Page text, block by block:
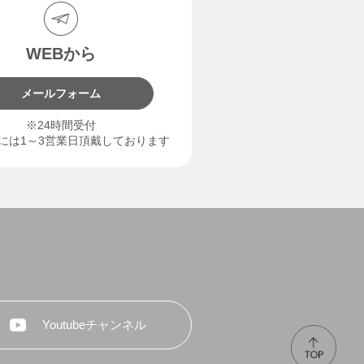
WEBから
メールフォーム
※24時間受付
は1～3営業日頂戴しております
Youtubeチャンネル